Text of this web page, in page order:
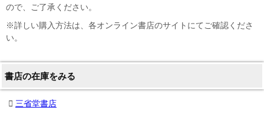
ので、ご了承ください。
※詳しい購入方法は、各オンライン書店のサイトにてご確認くださ
い。
書店の在庫をみる
三省堂書店